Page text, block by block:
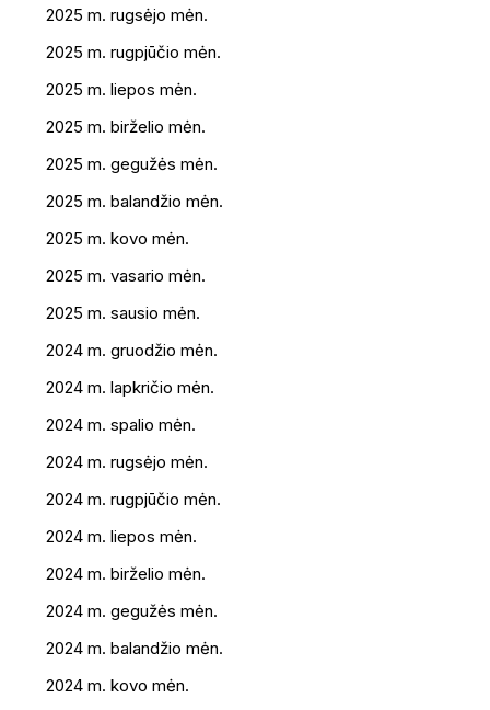
2025 m. rugsėjo mėn.
2025 m. rugpjūčio mėn.
2025 m. liepos mėn.
2025 m. birželio mėn.
2025 m. gegužės mėn.
2025 m. balandžio mėn.
2025 m. kovo mėn.
2025 m. vasario mėn.
2025 m. sausio mėn.
2024 m. gruodžio mėn.
2024 m. lapkričio mėn.
2024 m. spalio mėn.
2024 m. rugsėjo mėn.
2024 m. rugpjūčio mėn.
2024 m. liepos mėn.
2024 m. birželio mėn.
2024 m. gegužės mėn.
2024 m. balandžio mėn.
2024 m. kovo mėn.